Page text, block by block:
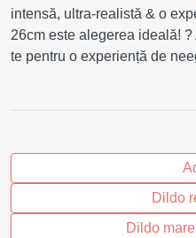
intensă, ultra-realistă & o
26cm este alegerea ideală!
te pentru o experiență de
Dildo
Dildo